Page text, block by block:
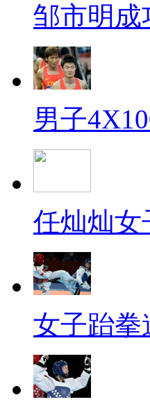
邹市明成
男子
任灿灿女
女子跆拳